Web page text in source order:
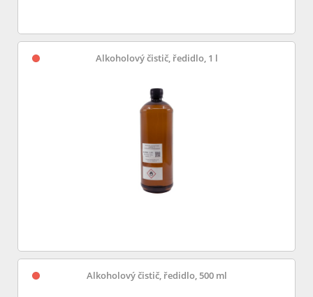
Alkoholový čistič, ředidlo, 1 l
Alkoholový čistič, ředidlo, 500 ml